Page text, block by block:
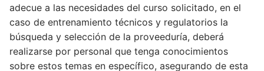
adecue a las necesidades del curso solicitado, en el
caso de entrenamiento técnicos y regulatorios la
búsqueda y selección de la proveeduría, deberá
realizarse por personal que tenga conocimientos
sobre estos temas en específico, asegurando de esta